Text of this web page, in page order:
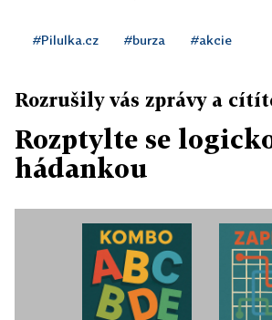
#Pilulka.cz #burza #akcie
Rozrušily vás zprávy a
Rozptylte se
hádankou